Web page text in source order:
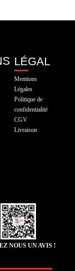
LÉGAL
Mentions
Légales
Politique de
confidentialité
CGV
Livraison
NOUS UN AVIS !